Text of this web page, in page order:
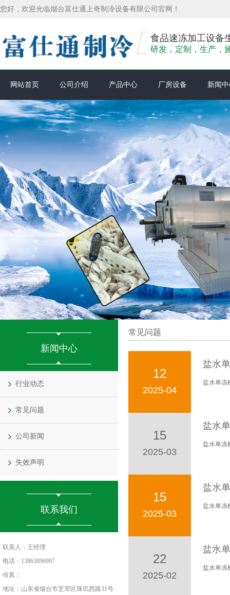
您好，欢迎光临烟台富仕通上奇制冷设备有限公司官网！
食品速冻加工设备
研发，定制，生产，
网站首页 公司介绍 产品中心 厂房设备 新闻
新闻中心
行业动态
常见问题
公司新闻
失效声明
联系我们
联系人：王经理
电话：13863896997
传真：
地址：山东省烟台市芝罘区珠玑西路31号
常见问题
盐水
盐水单冻
12
2025-04
盐水
盐水单冻
15
2025-03
盐水
盐水单冻
15
2025-03
盐水
盐水单冻
22
2025-02